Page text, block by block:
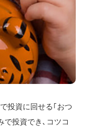
投資に回せる｢おつ
で投資でき､コツコ